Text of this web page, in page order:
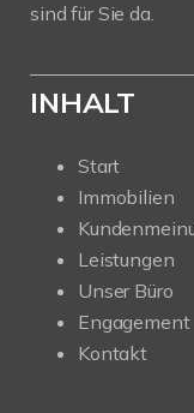
sind für Sie da.
INHALT
Start
Immobilien
Leistungen
Unser Büro
Engagement
Kontakt